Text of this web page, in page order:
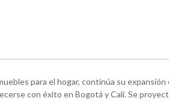
para el hogar, continúa su
con éxito en Bogotá y Cali. Se